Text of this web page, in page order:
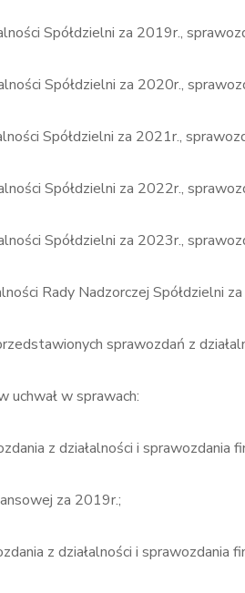
Spółdzielni za 2019r.,
Spółdzielni za 2020r.,
Spółdzielni za 2021r.,
Spółdzielni za 2022r.,
Spółdzielni za 2023r.,
Rady Nadzorczej Spółdzielni
sprawozdań z
uchwał w sprawach:
z działalności i sprawozdania
za 2019r.;
z działalności i sprawozdania